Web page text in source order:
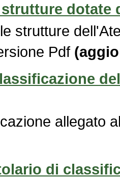
strutture
Pdf
allegato
di